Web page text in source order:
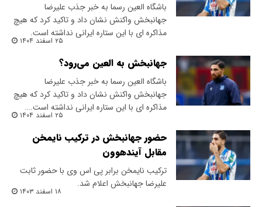
باشگاه العین رسما به خبر جذب علیرضا
جهانبخش واکنش نشان داد و تاکید کرد که هیچ
مذاکره ای با این ستاره ایرانی نداشته است.
۲۵ اسفند ۱۴۰۴
جهانبخش به العین می‌رود؟
باشگاه العین رسما به خبر جذب علیرضا
جهانبخش واکنش نشان داد و تاکید کرد که هیچ
مذاکره ای با این ستاره ایرانی نداشته است.…
۲۵ اسفند ۱۴۰۴
حضور جهانبخش در ترکیب نایمخن
مقابل آیندهوون
ترکیب نایمخن برابر پی اس وی با حضور ثابت
علیرضا جهانبخش اعلام شد.
۱۸ اسفند ۱۴۰۳